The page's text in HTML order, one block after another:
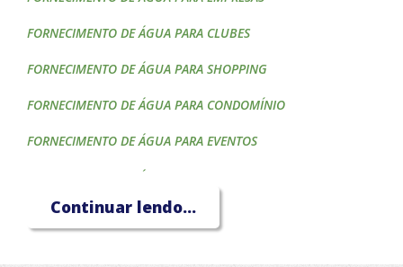
FORNECIMENTO DE ÁGUA PARA CLUBES
FORNECIMENTO DE ÁGUA PARA SHOPPING
FORNECIMENTO DE ÁGUA PARA CONDOMÍNIO
FORNECIMENTO DE ÁGUA PARA EVENTOS
FORNECIMENTO DE ÁGUA PARA CONSTRUTORAS
FORNECIMENTO DE ÁGUA PARA HOTÉIS
Continuar lendo...